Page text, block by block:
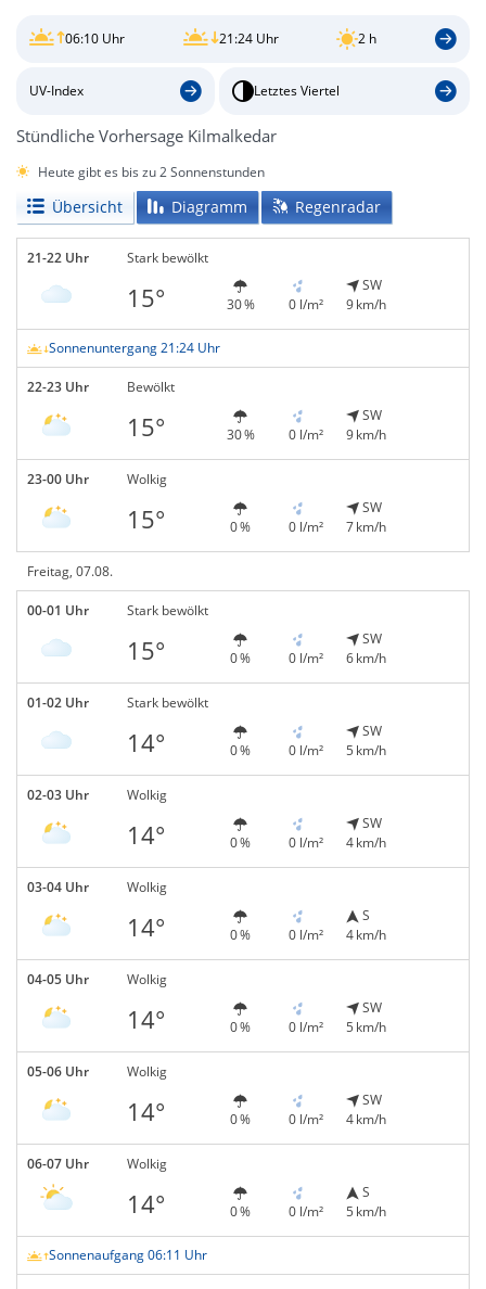
06:10 Uhr 21:24 Uhr 2 h
UV-Index Letztes Viertel
Stündliche Vorhersage Kilmalkedar
Heute gibt es bis zu 2 Sonnenstunden
Übersicht Diagramm Regenradar
21-22 Uhr Stark bewölkt
15° 30 % 0 l/m²
SW
9 km/h
Sonnenuntergang 21:24 Uhr
22-23 Uhr Bewölkt
15° 30 % 0 l/m²
SW
9 km/h
23-00 Uhr Wolkig
15° 0 % 0 l/m²
SW
7 km/h
Freitag, 07.08.
00-01 Uhr Stark bewölkt
15° 0 % 0 l/m²
SW
6 km/h
01-02 Uhr Stark bewölkt
14° 0 % 0 l/m²
SW
5 km/h
02-03 Uhr Wolkig
14° 0 % 0 l/m²
SW
4 km/h
03-04 Uhr Wolkig
14° 0 % 0 l/m²
S
4 km/h
04-05 Uhr Wolkig
14° 0 % 0 l/m²
SW
5 km/h
05-06 Uhr Wolkig
14° 0 % 0 l/m²
SW
4 km/h
06-07 Uhr Wolkig
14° 0 % 0 l/m²
S
5 km/h
Sonnenaufgang 06:11 Uhr